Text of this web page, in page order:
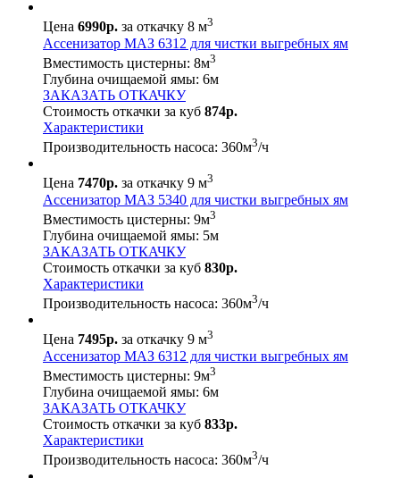
Цена 6990р. за откачку 8 м3
Ассенизатор МАЗ 6312 для чистки выгребных ям
Вместимость цистерны: 8м3
Глубина очищаемой ямы: 6м
ЗАКАЗАТЬ ОТКАЧКУ
Стоимость откачки за куб 874р.
Характеристики
Производительность насоса: 360м3/ч
Цена 7470р. за откачку 9 м3
Ассенизатор МАЗ 5340 для чистки выгребных ям
Вместимость цистерны: 9м3
Глубина очищаемой ямы: 5м
ЗАКАЗАТЬ ОТКАЧКУ
Стоимость откачки за куб 830р.
Характеристики
Производительность насоса: 360м3/ч
Цена 7495р. за откачку 9 м3
Ассенизатор МАЗ 6312 для чистки выгребных ям
Вместимость цистерны: 9м3
Глубина очищаемой ямы: 6м
ЗАКАЗАТЬ ОТКАЧКУ
Стоимость откачки за куб 833р.
Характеристики
Производительность насоса: 360м3/ч